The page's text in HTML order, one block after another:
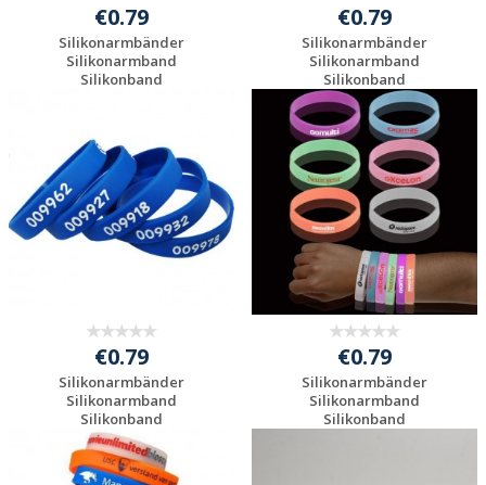
€0.79
Silikonarmbänder
Silikonarmband
Silikonband
€0.79
Silikonarmbänder
Silikonarmband
Silikonband
Gummiarmban...
Preis unverbindlich
anfragen
€0.79
Silikonarmbänder
Silikonarmband
Silikonband
Gummiarmban...
Preis unverbindlich
anfragen
€0.79
Silikonarmbänder
Silikonarmband
Silikonband